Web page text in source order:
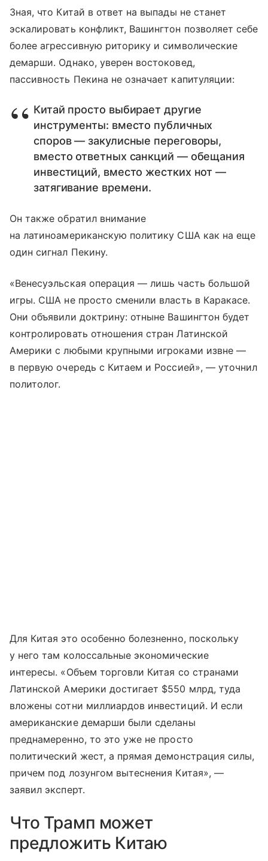
Зная, что Китай в ответ на выпады не станет
эскалировать конфликт, Вашингтон позволяет себе
более агрессивную риторику и символические
демарши. Однако, уверен востоковед,
пассивность Пекина не означает капитуляции:
Китай просто выбирает другие
инструменты: вместо публичных
споров — закулисные переговоры,
вместо ответных санкций — обещания
инвестиций, вместо жестких нот —
затягивание времени.
Он также обратил внимание
на латиноамериканскую политику США как на еще
один сигнал Пекину.
«Венесуэльская операция — лишь часть большой
игры. США не просто сменили власть в Каракасе.
Они объявили доктрину: отныне Вашингтон будет
контролировать отношения стран Латинской
Америки с любыми крупными игроками извне —
в первую очередь с Китаем и Россией», — уточнил
политолог.
Для Китая это особенно болезненно, поскольку
у него там колоссальные экономические
интересы. «Объем торговли Китая со странами
Латинской Америки достигает $550 млрд, туда
вложены сотни миллиардов инвестиций. И если
американские демарши были сделаны
преднамеренно, то это уже не просто
политический жест, а прямая демонстрация силы,
причем под лозунгом вытеснения Китая», —
заявил эксперт.
Что Трамп может
предложить Китаю